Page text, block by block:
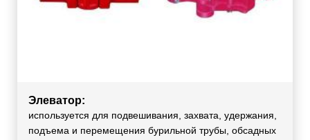
Элеватор:
используется для подвешивания, захвата, удержания,
подъема и перемещения бурильной трубы, обсадных